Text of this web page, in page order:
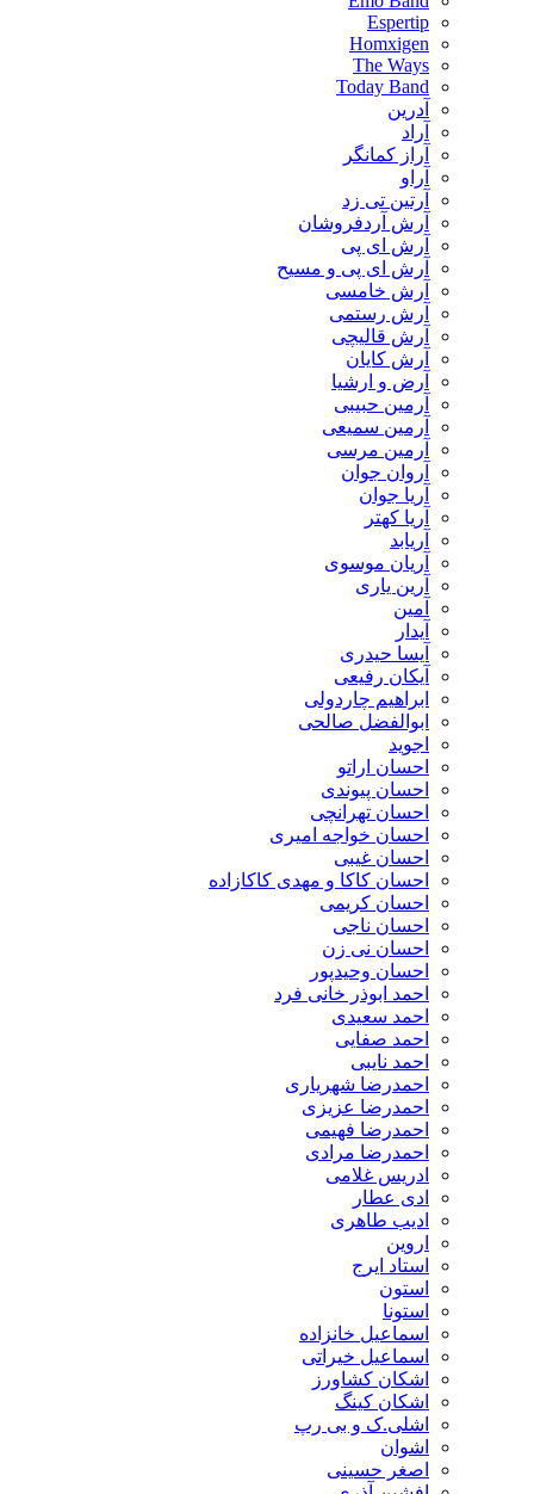
Espertip
Homxigen
The Ways
Today Band
آدرین
آراد
آراز کمانگر
آراو
آرتین تی زد
آرش آردفروشان
آرش ای پی
آرش ای پی و مسیح
آرش خامسی
آرش رستمی
آرش قالیچی
آرش کایان
​آرض و ارشیا
آرمین حبیبی
آرمین سمیعی
آرمین مرسی
آروان جوان
آریا جوان
آریا کهتر
آریابد
آریان موسوی
آرین یاری
آمین
آیدار
آیسا حیدری
آیکان رفیعی
ابراهیم چاردولی
ابوالفضل صالحی
اجوید
احسان اراتو
احسان پیوندی
احسان تهرانچی
احسان خواجه امیری
احسان غیبی
احسان کاکا و مهدی کاکازاده
احسان کریمی
احسان ناجی
احسان نی زن
احسان وحیدپور
احمد ابوذر خانی فرد
احمد سعیدی
احمد صفایی
احمد نایبی
احمدرضا شهریاری
احمدرضا عزیزی
احمدرضا فهیمی
احمدرضا مرادی
ادریس غلامی
ادی عطار
ادیب طاهری
اروین
استاد ایرج
استون
استونا
اسماعیل خانزاده
اسماعیل خیراتی
اشکان کشاورز
اشکان کینگ
اشلی.ک و بی رپ
اشوان
اصغر حسینی